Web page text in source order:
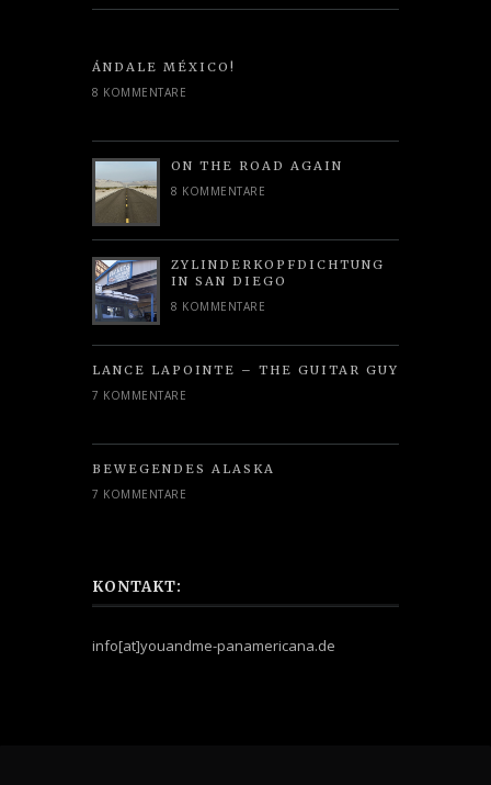
ÁNDALE MÉXICO!
8 KOMMENTARE
ON THE ROAD AGAIN
8 KOMMENTARE
ZYLINDERKOPFDICHTUNG
IN SAN DIEGO
8 KOMMENTARE
LANCE LAPOINTE – THE GUITAR GUY
7 KOMMENTARE
BEWEGENDES ALASKA
7 KOMMENTARE
KONTAKT:
info[at]youandme-panamericana.de